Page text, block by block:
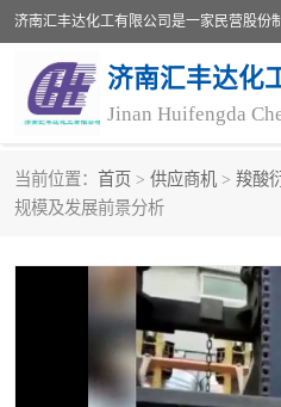
济南汇丰达化
Jinan Huifengda
当前位置： 首页 > 供应商机 > 羧酸
规模及发展前景分析
胺类
醇类
羧酸衍生物